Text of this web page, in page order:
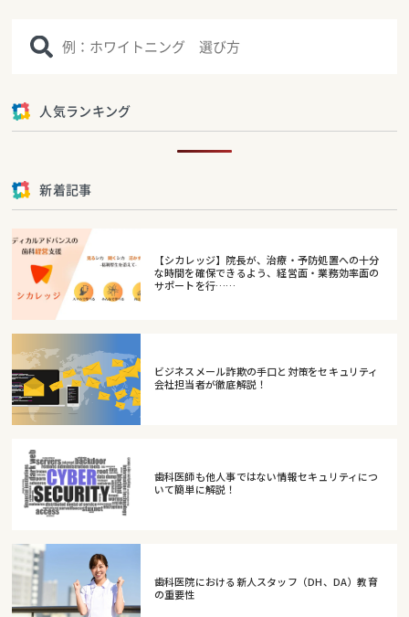
人気ランキング
新着記事
【シカレッジ】院長が、治療・予防処置への十分
な時間を確保できるよう、経営面・業務効率面の
サポートを行……
ビジネスメール詐欺の手口と対策をセキュリティ
会社担当者が徹底解説！
歯科医師も他人事ではない情報セキュリティにつ
いて簡単に解説！
歯科医院における新人スタッフ（DH、DA）教育
の重要性